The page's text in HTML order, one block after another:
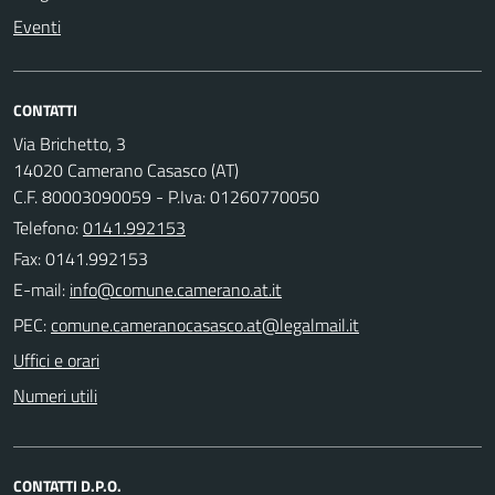
Eventi
CONTATTI
Via Brichetto, 3
14020 Camerano Casasco (AT)
C.F. 80003090059 - P.Iva: 01260770050
Telefono:0141.992153
Fax: 0141.992153
E-mail:
PEC:
Uffici e orari
Numeri utili
CONTATTI D.P.O.